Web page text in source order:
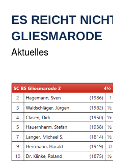
ES REICHT
GLIESMARODE
Aktuelles